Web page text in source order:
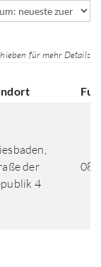
für mehr Details
der
4